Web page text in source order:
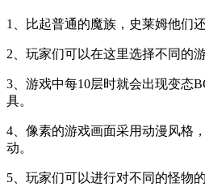
1、比起普通的魔族，史莱姆他们
2、玩家们可以在这里选择不同的
3、游戏中每10层时就会出现变态
具。
4、像素的游戏画面采用动漫风格
动。
5、玩家们可以进行对不同的怪物